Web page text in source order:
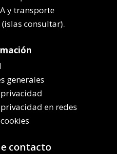
y transporte
consultar).
generales
en redes
contacto